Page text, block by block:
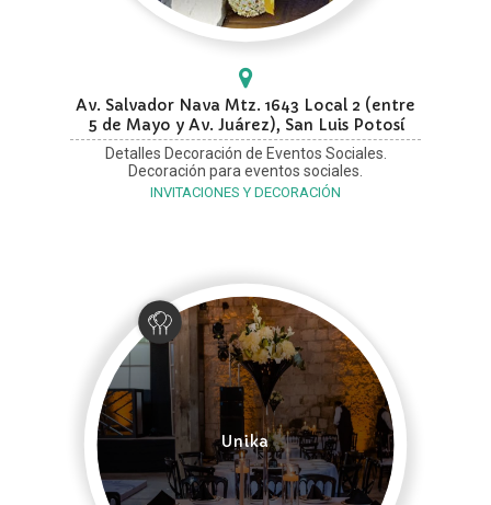
Av. Salvador Nava Mtz. 1643 Local 2 (entre
5 de Mayo y Av. Juárez), San Luis Potosí
Detalles Decoración de Eventos Sociales.
Decoración para eventos sociales.
INVITACIONES Y DECORACIÓN
Unika